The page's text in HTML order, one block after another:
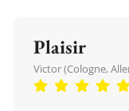
Plaisir
Victor (Cologne,